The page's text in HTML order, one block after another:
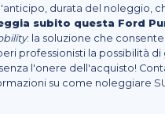
durata del noleggio,
subito questa Ford
: la soluzione che consente
professionisti la possibilità
l'onere dell'acquisto!
su come noleggiare